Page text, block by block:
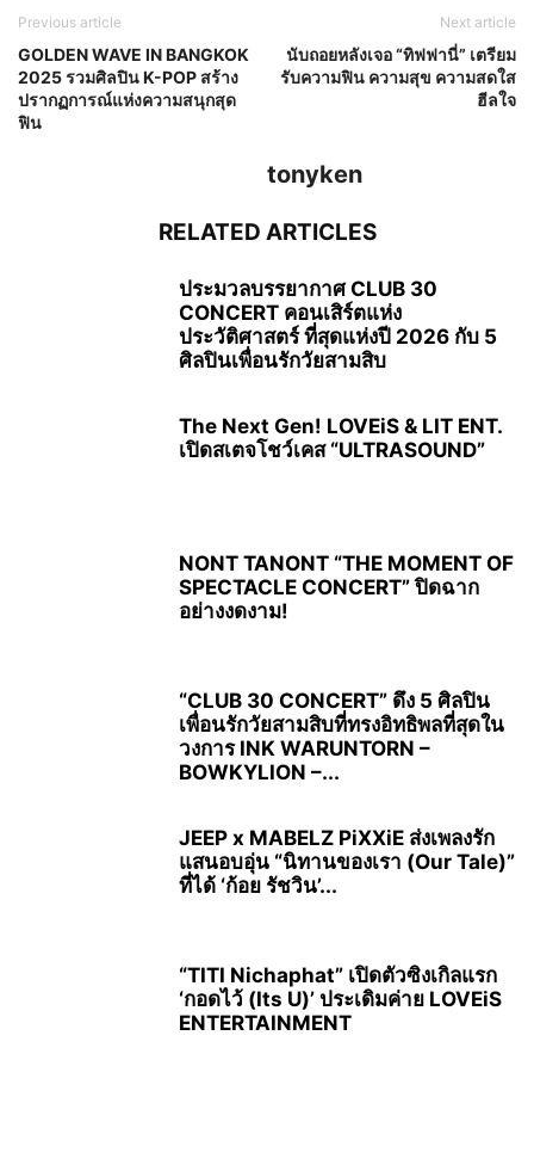
Previous article
GOLDEN WAVE IN BANGKOK
2025 รวมศิลปิน K-POP สร้าง
ปรากฏการณ์แห่งความสนุกสุด
ฟิน
Next article
นับถอยหลังเจอ “ทิฟฟานี่” เตรียม
รับความฟิน ความสุข ความสดใส
ฮีลใจ
tonyken
RELATED ARTICLES
ประมวลบรรยากาศ CLUB 30
CONCERT คอนเสิร์ตแห่ง
ประวัติศาสตร์ ที่สุดแห่งปี 2026 กับ 5
ศิลปินเพื่อนรักวัยสามสิบ
The Next Gen! LOVEiS & LIT ENT.
เปิดสเตจโชว์เคส “ULTRASOUND”
NONT TANONT “THE MOMENT OF
SPECTACLE CONCERT” ปิดฉาก
อย่างงดงาม!
“CLUB 30 CONCERT” ดึง 5 ศิลปิน
เพื่อนรักวัยสามสิบที่ทรงอิทธิพลที่สุดใน
วงการ INK WARUNTORN –
BOWKYLION –...
JEEP x MABELZ PiXXiE ส่งเพลงรัก
แสนอบอุ่น “นิทานของเรา (Our Tale)”
ที่ได้ ‘ก้อย รัชวิน’...
“TITI Nichaphat” เปิดตัวซิงเกิลแรก
‘กอดไว้ (Its U)’ ประเดิมค่าย LOVEiS
ENTERTAINMENT